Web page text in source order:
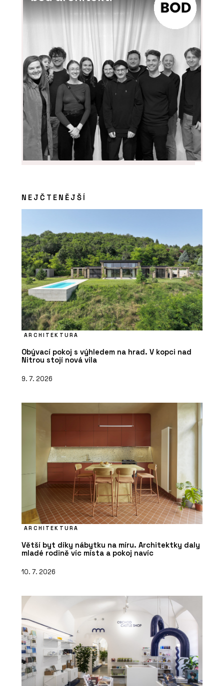
NEJČTENĚJŠÍ
ARCHITEKTURA
Obývací pokoj s výhledem na hrad. V kopci nad
Nitrou stojí nová vila
9. 7. 2026
ARCHITEKTURA
Větší byt díky nábytku na míru. Architektky daly
mladé rodině víc místa a pokoj navíc
10. 7. 2026